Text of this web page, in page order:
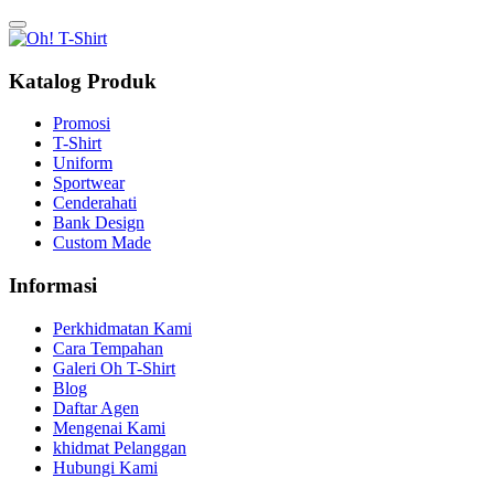
Katalog Produk
Promosi
T-Shirt
Uniform
Sportwear
Cenderahati
Bank Design
Custom Made
Informasi
Perkhidmatan Kami
Cara Tempahan
Galeri Oh T-Shirt
Blog
Daftar Agen
Mengenai Kami
khidmat Pelanggan
Hubungi Kami